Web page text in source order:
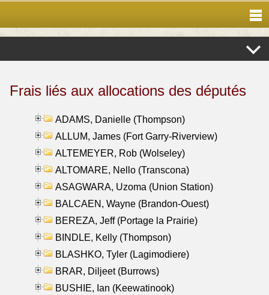
Frais liés aux allocations des députés
ADAMS, Danielle (Thompson)
ALLUM, James (Fort Garry-Riverview)
ALTEMEYER, Rob (Wolseley)
ALTOMARE, Nello (Transcona)
ASAGWARA, Uzoma (Union Station)
BALCAEN, Wayne (Brandon-Ouest)
BEREZA, Jeff (Portage la Prairie)
BINDLE, Kelly (Thompson)
BLASHKO, Tyler (Lagimodiere)
BRAR, Diljeet (Burrows)
BUSHIE, Ian (Keewatinook)